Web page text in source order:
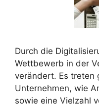
Durch die
Wettbewerb in der
verändert. Es treten
Unternehmen, wie
sowie eine Vielzahl